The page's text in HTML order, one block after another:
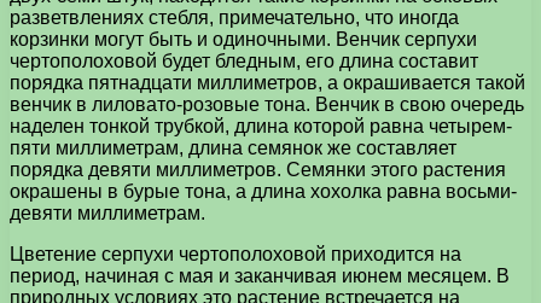
разветвлениях стебля, примечательно, что иногда
корзинки могут быть и одиночными. Венчик серпухи
чертополоховой будет бледным, его длина составит
порядка пятнадцати миллиметров, а окрашивается такой
венчик в лиловато-розовые тона. Венчик в свою очередь
наделен тонкой трубкой, длина которой равна четырем-
пяти миллиметрам, длина семянок же составляет
порядка девяти миллиметров. Семянки этого растения
окрашены в бурые тона, а длина хохолка равна восьми-
девяти миллиметрам.
Цветение серпухи чертополоховой приходится на
период, начиная с мая и заканчивая июнем месяцем. В
природных условиях это растение встречается на